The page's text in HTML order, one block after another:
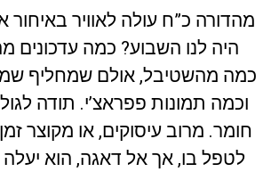
מהדורה כ”ח עולה לאוויר באיחור
היה לנו השבוע? כמה עדכונים
כמה מהשטיבל, אולם שמחליף
וכמה תמונות פפראצ’י. תודה
חומר. מרוב עיסוקים, או מקוצר
לטפל בו, אך אל דאגה, הוא יעלה